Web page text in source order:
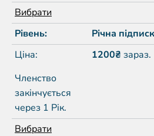
Вибрати
Річна
1200₴ зараз.
Членство
закінчується
через 1 Рік.
Вибрати